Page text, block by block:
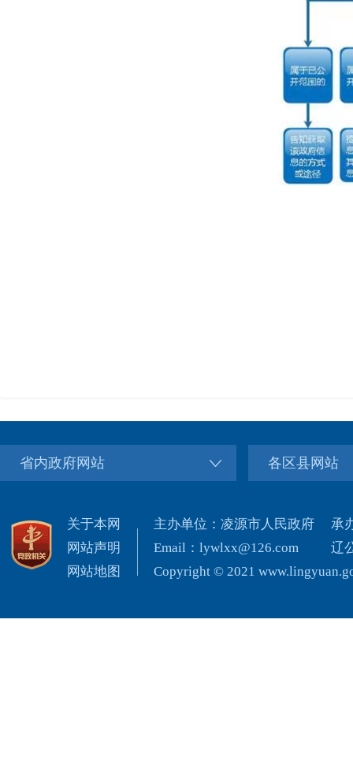
省内政府网站 各区县网站
关于本网
网站声明
网站地图
主办单位：凌源市人民政府
Email：lywlxx@126.com
Copyright © 2021
承
辽